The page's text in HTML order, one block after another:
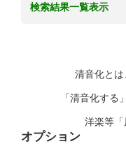
検索結果一覧表示
清音化と
「清音化す
洋楽等
オプション